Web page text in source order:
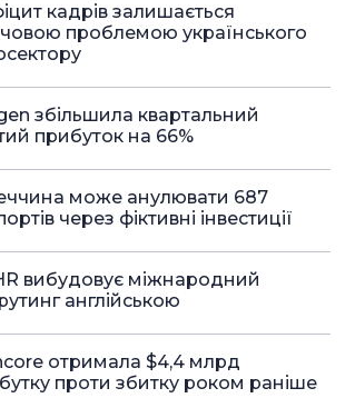
кадрів залишається
проблемою українського
збільшила квартальний
прибуток на 66%
може анулювати 687
через фіктивні інвестиції
вибудовує міжнародний
англійською
отримала $4,4 млрд
проти збитку роком раніше